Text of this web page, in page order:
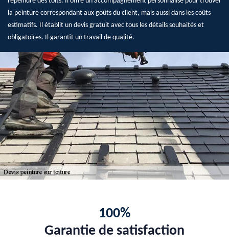
la peinture correspondant aux goûts du client, mais aussi dans les coûts
estimatifs. Il établit un devis gratuit avec tous les détails souhaités et
obligatoires. Il garantit un travail de qualité.
100%
Garantie de satisfaction